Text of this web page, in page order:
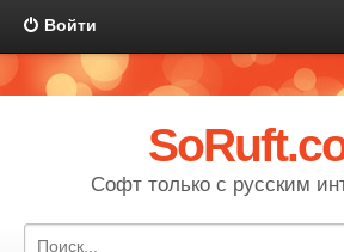
Войти
Софт только с русским